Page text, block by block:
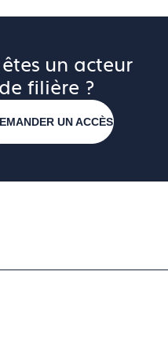
êtes un acteur
de filière ?
UN ACCÈS